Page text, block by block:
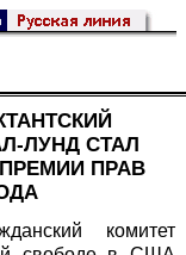
ЛУНД СТАЛ
ПРАВ
комитет